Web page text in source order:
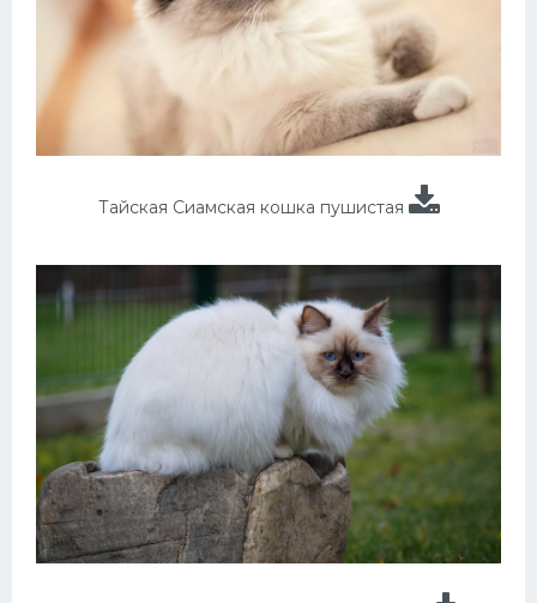
Тайская Сиамская кошка пушистая